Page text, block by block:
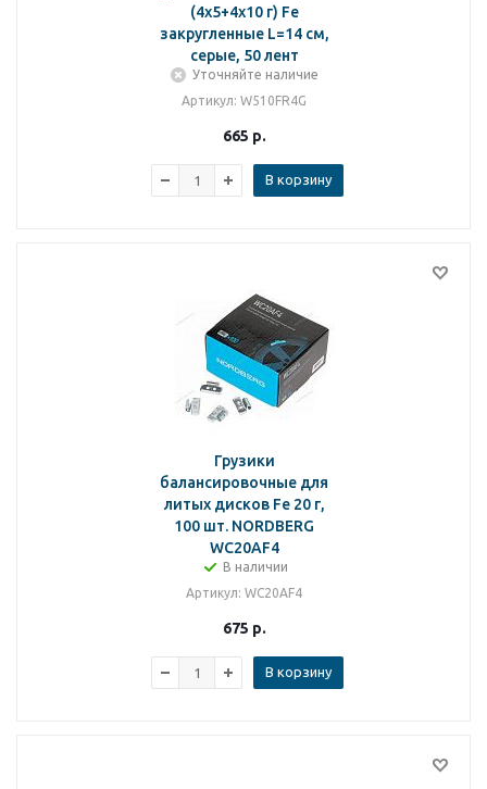
(4х5+4х10 г) Fe
закругленные L=14 см,
серые, 50 лент
Уточняйте наличие
Артикул: W510FR4G
665 р.
В корзину
Грузики
балансировочные для
литых дисков Fe 20 г,
100 шт. NORDBERG
WC20AF4
В наличии
Артикул: WC20AF4
675 р.
В корзину